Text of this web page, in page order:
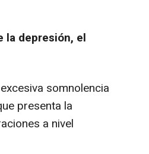
la depresión, el
somnolencia
presenta la
a nivel